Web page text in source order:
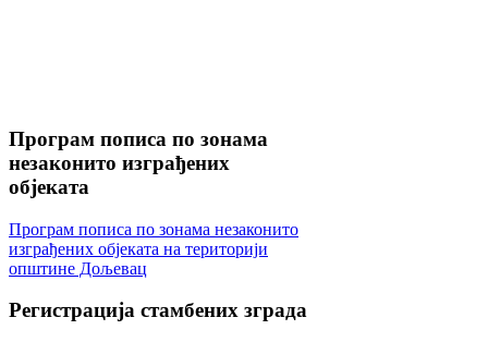
Програм пописа по зонама
незаконито изграђених
објеката
Програм пописа по зонама незаконито
изграђених објеката на територији
општине Дољевац
Регистрација стамбених зграда